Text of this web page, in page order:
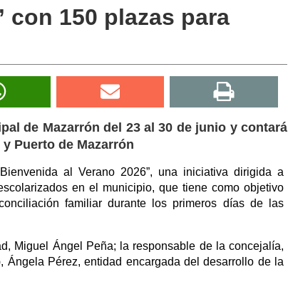
con 150 plazas para
de Mazarrón del 23 al 30 de junio y contará
Puerto de Mazarrón
al Verano 2026”, una iniciativa dirigida a
en el municipio, que tiene como objetivo
familiar durante los primeros días de las
Miguel Ángel Peña; la responsable de la concejalía,
Pérez, entidad encargada del desarrollo de la